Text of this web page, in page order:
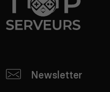
Newsletter